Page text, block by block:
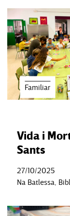
Familiar
Vida i
Sants
27/10/2025
Na Batlessa,